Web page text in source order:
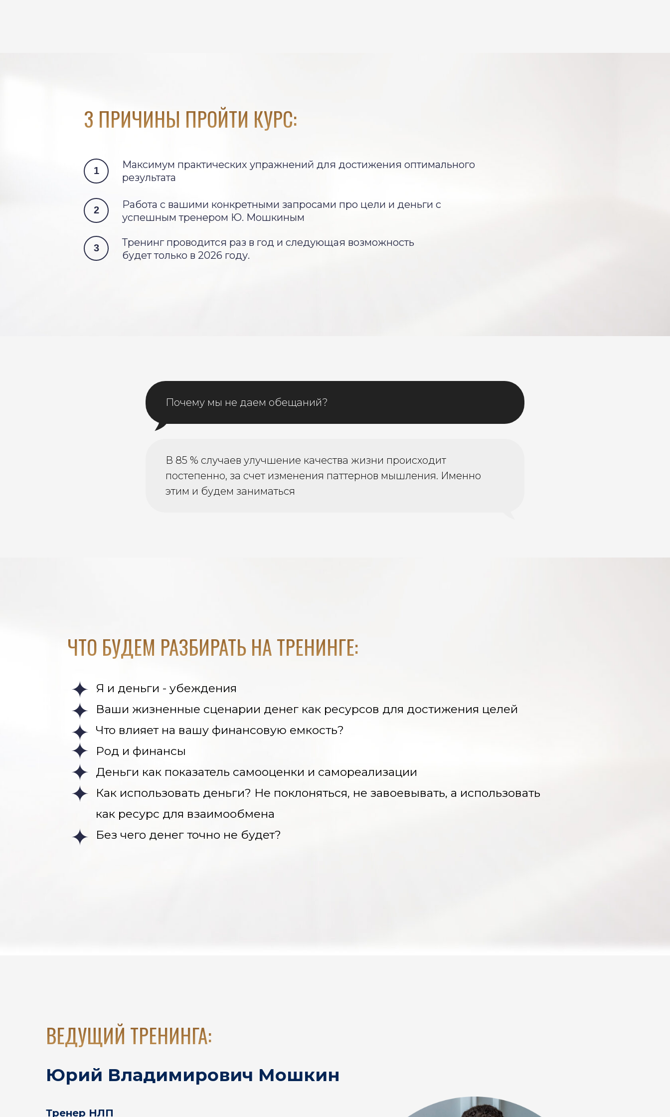
3 ПРИЧИНЫ ПРОЙТИ КУРС:
Максимум практических упражнений для достижения оптимального
результата
Работа с вашими конкретными запросами про цели и деньги с
успешным тренером Ю. Мошкиным
Тренинг проводится раз в год и следующая возможность
будет только в 2026 году.
1
2
3
Почему мы не даем обещаний?
В 85 % случаев улучшение качества жизни происходит
постепенно, за счет изменения паттернов мышления. Именно
этим и будем заниматься
ЧТО БУДЕМ РАЗБИРАТЬ НА ТРЕНИНГЕ:
Я и деньги - убеждения
Ваши жизненные сценарии денег как ресурсов для достижения целей
Что влияет на вашу финансовую емкость?
Род и финансы
Деньги как показатель самооценки и самореализации
Как использовать деньги? Не поклоняться, не завоевывать, а использовать
как ресурс для взаимообмена
Без чего денег точно не будет?
Тренер НЛП
Юрий Владимирович Мошкин
ВЕДУЩИЙ ТРЕНИНГА: